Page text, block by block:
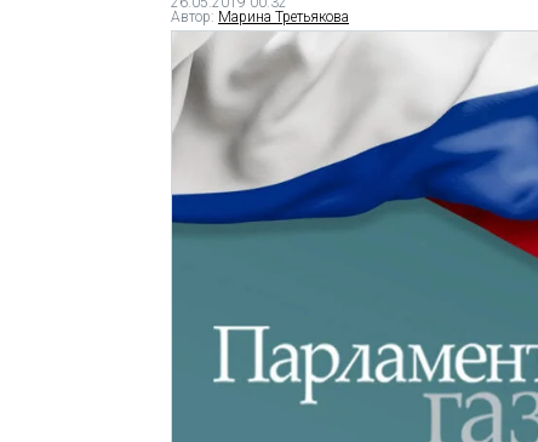
Автор: Марина Третьякова